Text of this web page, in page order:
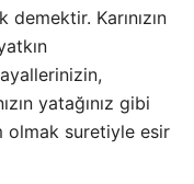
Karınızın
yatağınız gibi
olmak suretiyle esir